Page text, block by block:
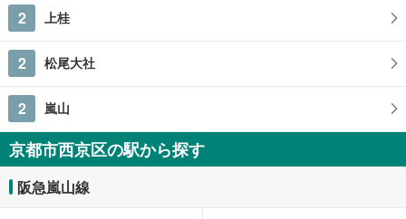
2 上桂
2 松尾大社
2 嵐山
京都市西京区の駅から探す
阪急嵐山線